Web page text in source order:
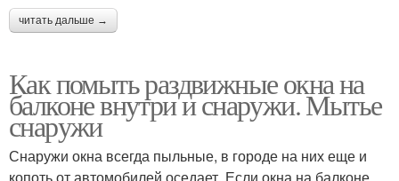
читать дальше →
Как помыть раздвижные окна на
балконе внутри и снаружи. Мытье
снаружи
Снаружи окна всегда пыльные, в городе на них еще и